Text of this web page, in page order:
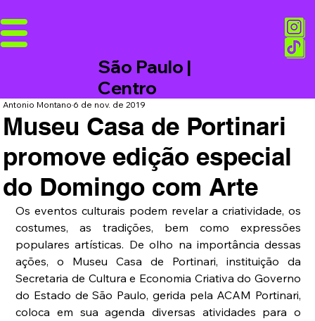
São Paulo |
Centro
Museu Casa de Portinari
promove edição especial
do Domingo com Arte
Antonio Montano6 de nov. de 2019
Os eventos culturais podem revelar a criatividade, os
costumes, as tradições, bem como expressões
populares artísticas. De olho na importância dessas
ações, o Museu Casa de Portinari, instituição da
Secretaria de Cultura e Economia Criativa do Governo
do Estado de São Paulo, gerida pela ACAM Portinari,
coloca em sua agenda diversas atividades para o